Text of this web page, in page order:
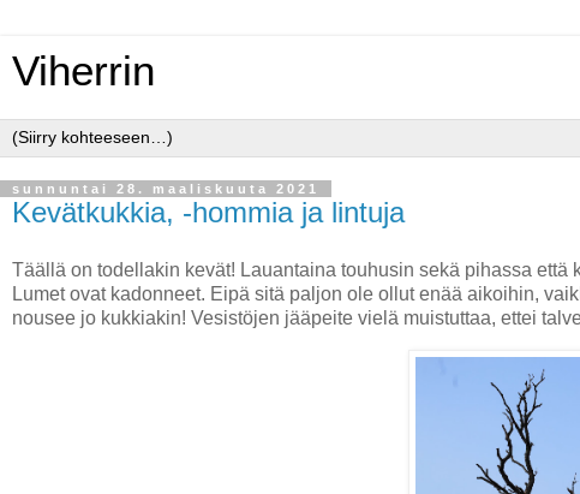
Viherrin
sunnuntai 28. maaliskuuta 2021
Kevätkukkia, -hommia ja lintuja
Täällä on todellakin kevät! Lauantaina touhusin sekä pihassa
Lumet ovat kadonneet. Eipä sitä paljon ole ollut enää aikoihin,
nousee jo kukkiakin! Vesistöjen jääpeite vielä muistuttaa, ettei